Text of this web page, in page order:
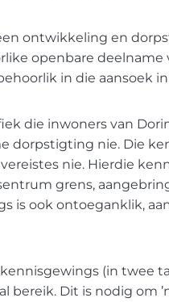
ontwikkeling en
openbare deelname
in die aansoek
die inwoners van
dorpstigting nie. Die
nie. Hierdie
grens,
is ook ontoeganklik,
(in twee
bereik. Dit is nodig om